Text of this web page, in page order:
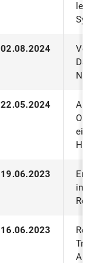
02.08.2024
22.05.2024
19.06.2023
in
16.06.2023